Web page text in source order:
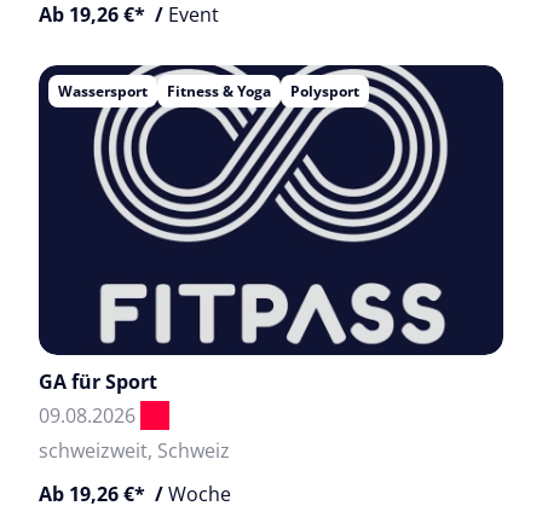
Ab 19,26 €* / Event
Wassersport Fitness & Yoga Polysport
GA für Sport
09.08.2026
schweizweit, Schweiz
Ab 19,26 €* /Woche